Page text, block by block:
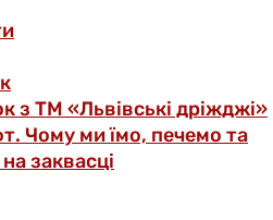
з ТМ «Львівські дріжджі»
Чому ми їмо, печемо та
заквасці